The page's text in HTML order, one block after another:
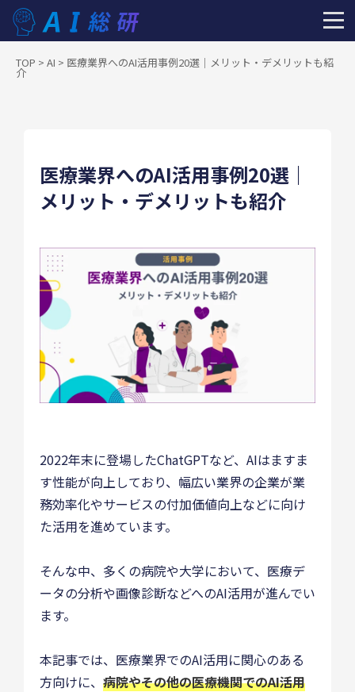
TOP > AI > 医療業界へのAI活用事例20選｜メリット・デメリットも紹
介
医療業界へのAI活用事例20選｜
メリット・デメリットも紹介
2022年末に登場したChatGPTなど、AIはますま
す性能が向上しており、幅広い業界の企業が業
務効率化やサービスの付加価値向上などに向け
た活用を進めています。
そんな中、多くの病院や大学において、医療デ
ータの分析や画像診断などへのAI活用が進んでい
ます。
本記事では、医療業界でのAI活用に関心のある
方向けに、 病院やその他の医療機関でのAI活用